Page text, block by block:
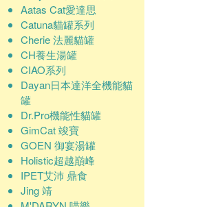
Aatas Cat愛達思
Catuna貓罐系列
Cherie 法麗貓罐
CH養生湯罐
CIAO系列
Dayan日本達洋全機能貓
罐
Dr.Pro機能性貓罐
GimCat 竣寶
GOEN 御宴湯罐
Holistic超越巔峰
IPET艾沛 鼎食
Jing 靖